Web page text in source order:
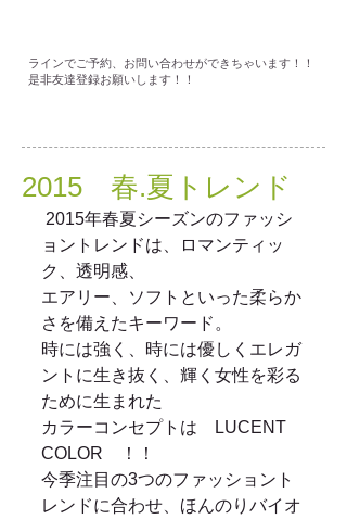
ラインでご予約、お問い合わせができちゃいます！！
是非友達登録お願いします！！
2015 春.夏トレンド
ョントレンドは、ロマンティッ
ク、透明感、
エアリー、ソフトといった柔らか
さを備えたキーワード。
時には強く、時には優しくエレガ
ントに生き抜く、輝く女性を彩る
ために生まれた
カラーコンセプトは　LUCENT
COLOR　！！
今季注目の3つのファッショント
レンドに合わせ、ほんのりバイオ